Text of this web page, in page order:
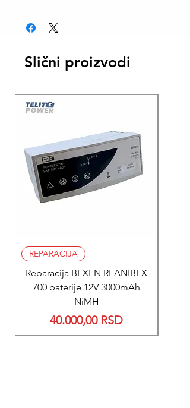
BESPLATNA isporuka AKS kurirskom
Slični proizvodi
REPARACIJA
Reparacija BEXEN REANIBEX
700 baterije 12V 3000mAh
NiMH
Price
40.000,00 RSD